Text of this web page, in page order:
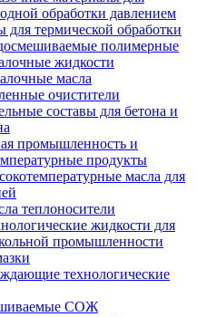
обработки давлением
для термической обработки
полимерные
жидкости
масла
очистители
составы для бетона и
промышленность и
продукты
масла для
теплоносители
жидкости для
промышленности
технологические
СОЖ